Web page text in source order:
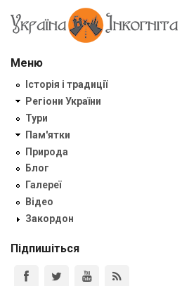
Меню
Історія і традиції
Регіони України
Тури
Пам'ятки
Природа
Блог
Галереї
Відео
Закордон
Підпишіться